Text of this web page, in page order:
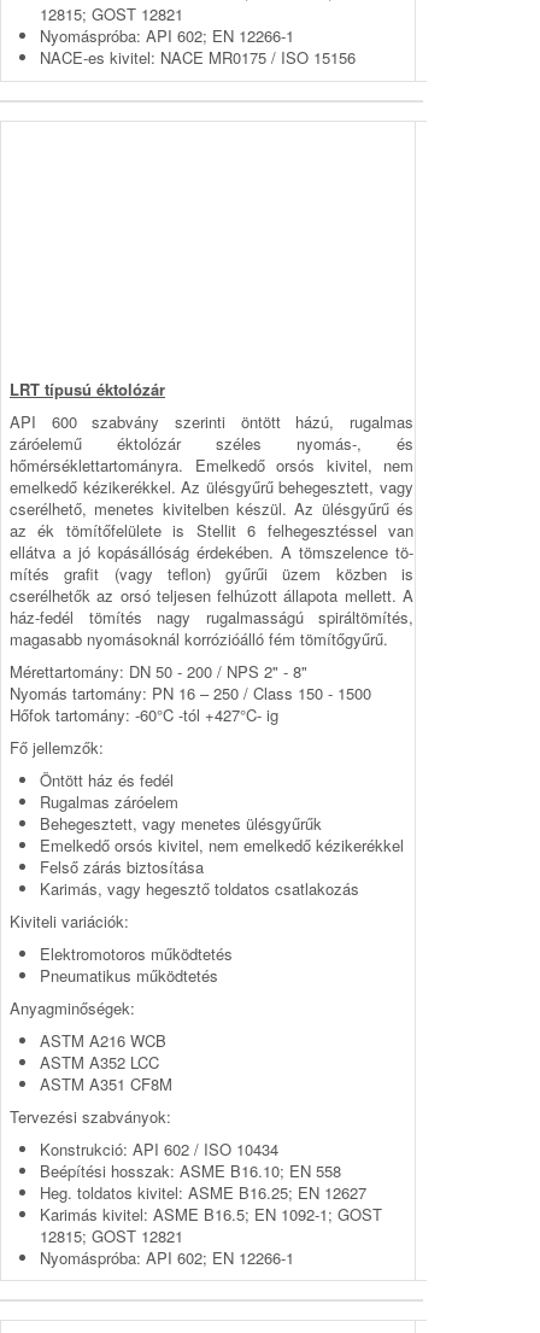
12815; GOST 12821
Nyomáspróba: API 602; EN 12266-1
NACE-es kivitel: NACE MR0175 / ISO 15156
LRT típusú éktolózár
API 600 szabvány szerinti öntött házú, rugalmas
záróelemű ék­tolózár széles nyomás-, és
hőmérséklettartományra. Emel­ke­dő orsós kivitel, nem
emelkedő kézikerékkel. Az ülésgyűrű be­he­gesztett, vagy
cserélhető, menetes kivitelben készül. Az ülés­gyűrű és
az ék tömítőfelülete is Stellit 6 felhegesztéssel van
ellátva a jó kopásállóság érdekében. A tömszelence tö­
mí­tés grafit (vagy teflon) gyűrűi üzem közben is
cserélhetők az orsó teljesen felhúzott állapota mellett. A
ház-fedél tömítés nagy rugalmasságú spiráltömítés,
magasabb nyomásoknál korró­zióálló fém tömítőgyűrű.
Mérettartomány: DN 50 - 200 / NPS 2" - 8"
Nyomás tartomány: PN 16 – 250 / Class 150 - 1500
Hőfok tartomány: -60°C -tól +427°C- ig
Fő jellemzők:
Öntött ház és fedél
Rugalmas záróelem
Behegesztett, vagy menetes ülésgyűrűk
Emelkedő orsós kivitel, nem emelkedő kézikerékkel
Felső zárás biztosítása
Karimás, vagy hegesztő toldatos csatlakozás
Kiviteli variációk:
Elektromotoros működtetés
Pneumatikus működtetés
Anyagminőségek:
ASTM A216 WCB
ASTM A352 LCC
ASTM A351 CF8M
Tervezési szabványok:
Konstrukció: API 602 / ISO 10434
Beépítési hosszak: ASME B16.10; EN 558
Heg. toldatos kivitel: ASME B16.25; EN 12627
Karimás kivitel: ASME B16.5; EN 1092-1; GOST
12815; GOST 12821
Nyomáspróba: API 602; EN 12266-1